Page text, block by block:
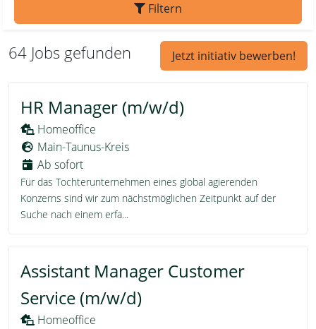
Filtern
64 Jobs gefunden Jetzt initiativ bewerben!
HR Manager (m/w/d)
Homeoffice
Main-Taunus-Kreis
Ab sofort
Für das Tochterunternehmen eines global agierenden
Konzerns sind wir zum nächstmöglichen Zeitpunkt auf der
Suche nach einem erfa...
Assistant Manager Customer
Service (m/w/d)
Homeoffice